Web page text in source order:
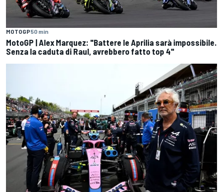
MOTOGP50 min
MotoGP | Alex Marquez: "Battere le Aprilia sarà impossibile.
Senza la caduta di Raul, avrebbero fatto top 4"